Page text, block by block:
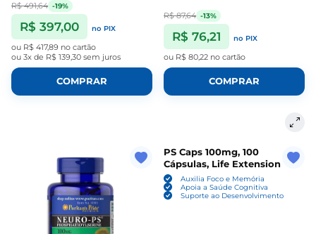
R$ 491,64 -19%
R$ 397,00 no PIX
ou R$ 417,89 no cartão
ou 3x de R$ 139,30 sem juros
COMPRAR
R$ 87,64 -13%
R$ 76,21 no PIX
ou R$ 80,22 no cartão
COMPRAR
PS Caps 100mg, 100
Cápsulas, Life Extension
Auxilia Foco e Memória
Apoia a Saúde Cognitiva
Suporte ao Desenvolvimento